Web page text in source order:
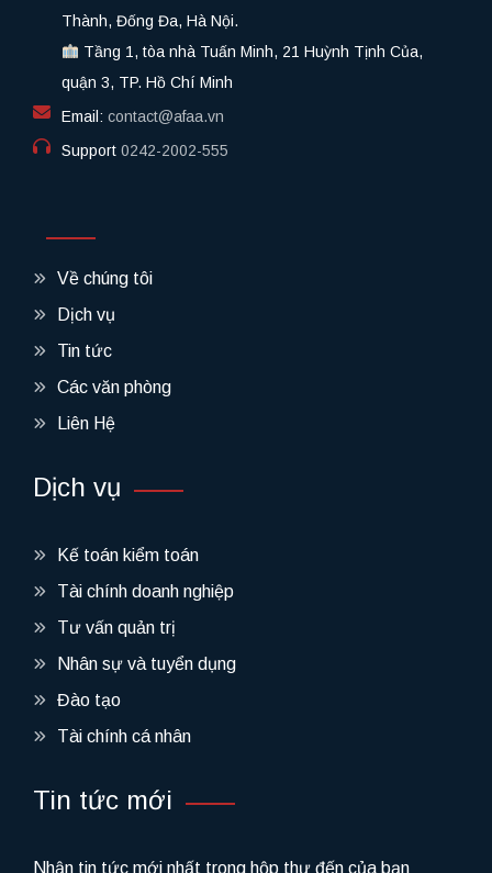
Thành, Đống Đa, Hà Nội.
Tầng 1, tòa nhà Tuấn Minh, 21 Huỳnh Tịnh Của,
quận 3, TP. Hồ Chí Minh
Email: contact@afaa.vn
Support 0242-2002-555​
Về chúng tôi
Dịch vụ
Tin tức
Các văn phòng
Liên Hệ
Dịch vụ
Kế toán kiểm toán
Tài chính doanh nghiệp
Tư vấn quản trị
Nhân sự và tuyển dụng
Đào tạo
Tài chính cá nhân
Tin tức mới
Nhận tin tức mới nhất trong hộp thư đến của bạn